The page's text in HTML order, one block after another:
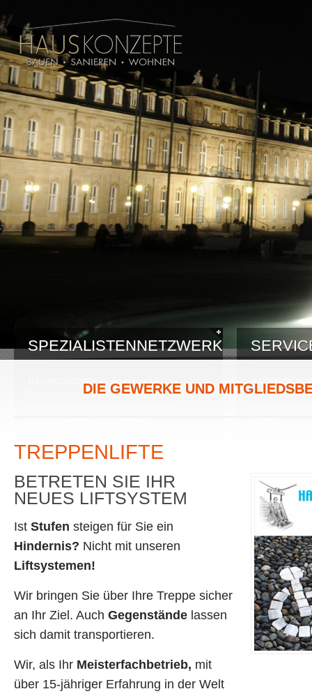
SPEZIALISTENNETZWERK
HAUSKONZEPTEist ein regionaler
Zusammenschluss von Handwerksbetrieben
Durch dieses einzigartige Netzwerk, kann Ihnen
ein noch nie dagewesener Servicelevel für Ihre
Unternehmen,
DIE GEWERKE UND
TREPPENLIFTE
BETRETEN SIE IHR
NEUES LIFTSYSTEM
Ist Stufen steigen für Sie ein
Hindernis? Nicht mit unseren
Liftsystemen!
Wir bringen Sie über Ihre Treppe sicher
an Ihr Ziel. Auch Gegenstände lassen
sich damit transportieren.
Wir, als Ihr Meisterfachbetrieb, mit
über 15-jähriger Erfahrung in der Welt